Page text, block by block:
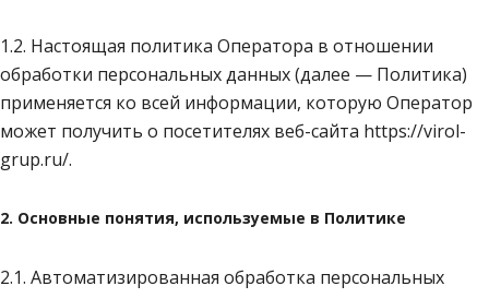
1.2. Настоящая политика Оператора в отношении
обработки персональных данных (далее — Политика)
применяется ко всей информации, которую Оператор
может получить о посетителях веб-сайта https://virol-
grup.ru/.
2. Основные понятия, используемые в Политике
2.1. Автоматизированная обработка персональных